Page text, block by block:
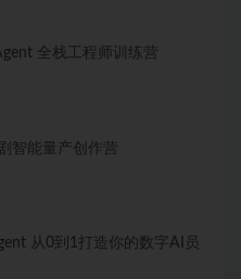
全栈工程师训练营
智能量产创作营
从0到1打造你的数字AI员